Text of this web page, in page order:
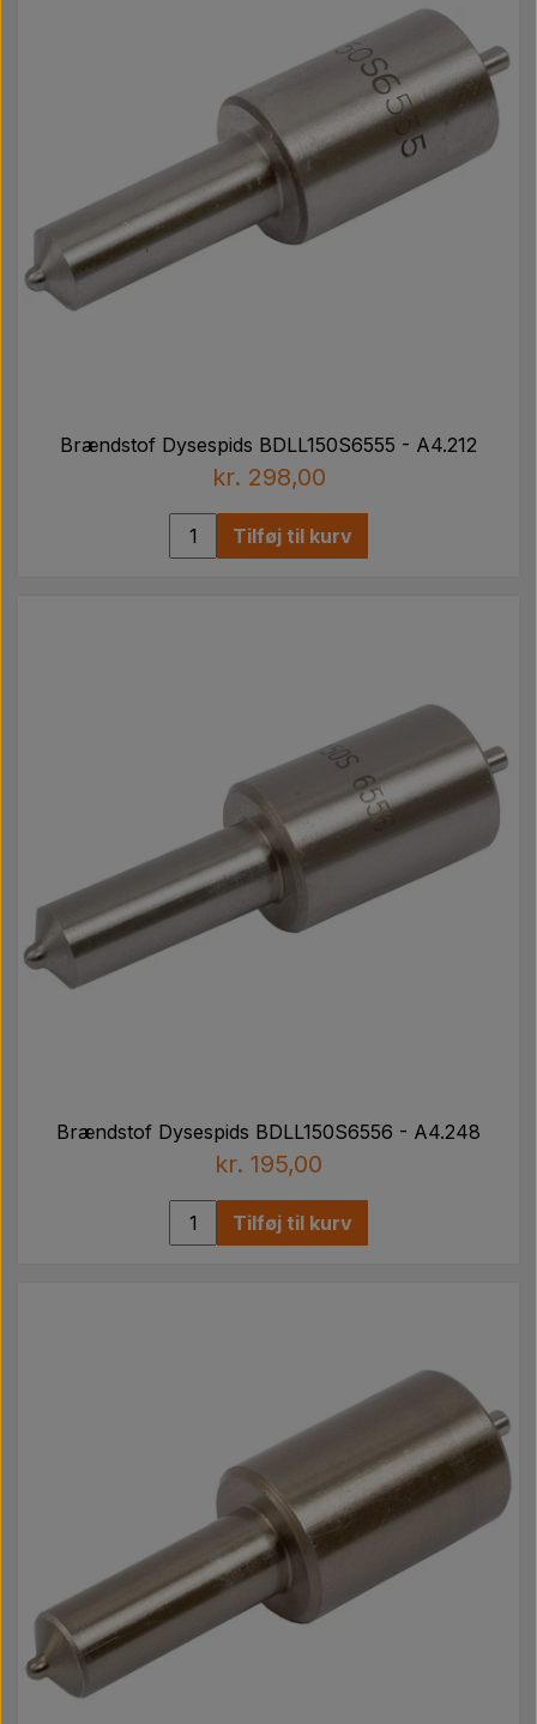
Brændstof Dysespids BDLL150S6555 - A4.212
kr. 298,00
Tilføj til kurv
Brændstof Dysespids BDLL150S6556 - A4.248
kr. 195,00
Tilføj til kurv